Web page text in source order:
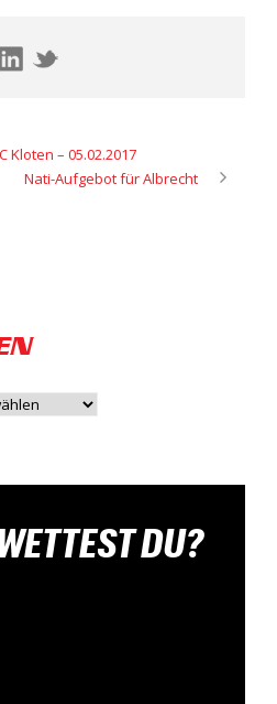
Kloten – 05.02.2017
Nati-Aufgebot für Albrecht